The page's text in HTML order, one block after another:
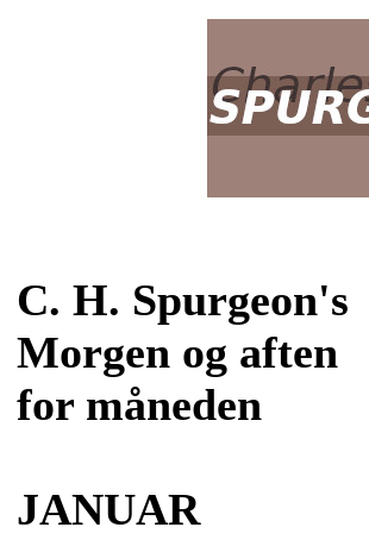
C. H. Spurgeon's
Morgen og aften
for måneden
JANUAR